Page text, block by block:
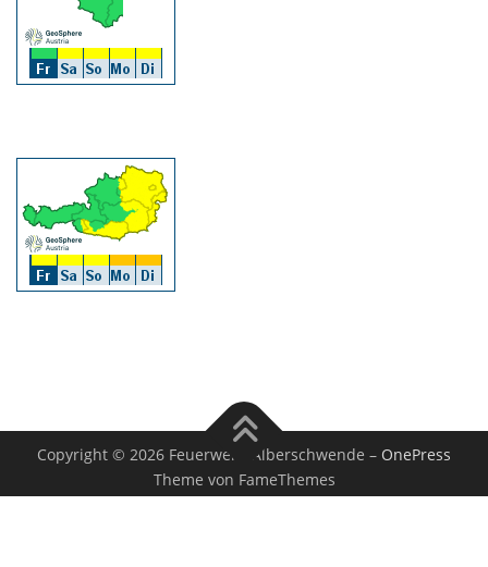
Copyright © 2026 Feuerwehr Alberschwende – OnePress
Theme von FameThemes